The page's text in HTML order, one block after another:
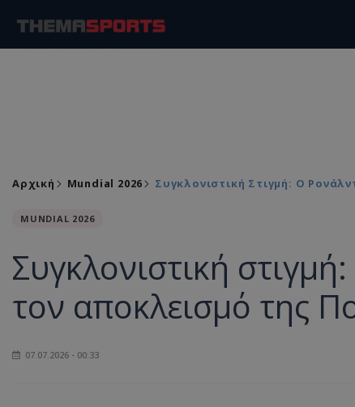
Αρχική Mundial 2026 Συγκλονιστική Στιγμή: Ο
MUNDIAL 2026
Συγκλονιστική
τον αποκλεισμό της
07.07.2026 - 00:33